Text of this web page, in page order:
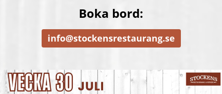
Boka bord:
info@stockensrestaurang.se